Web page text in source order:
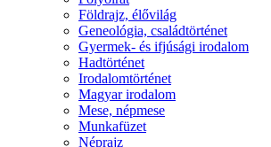
Földrajz, élővilág
Geneológia, családtörténet
Gyermek- és ifjúsági irodalom
Hadtörténet
Irodalomtörténet
Magyar irodalom
Mese, népmese
Munkafüzet
Néprajz